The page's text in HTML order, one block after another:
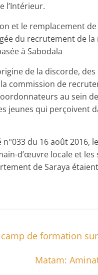
l’Intérieur.
et le remplacement
du recrutement de
à Sabodala
de la discorde,
commission de
au sein
jeunes qui perçoivent
n°033 du 16 août
d’œuvre locale et
de Saraya
de formation
Matam: